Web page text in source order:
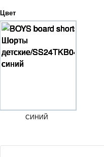
Цвет
СИНИЙ